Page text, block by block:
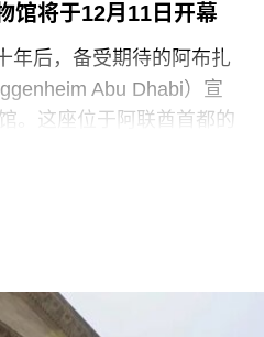
分费用源于馆方自行决
非抗议行为本身造成的损
法院采纳。
馆将于12月11日开幕
年后，备受期待的阿布扎
Abu Dhabi）宣
。这座位于阿联酋首都的
）设计，也是所罗门
地逾80万平方英尺，将